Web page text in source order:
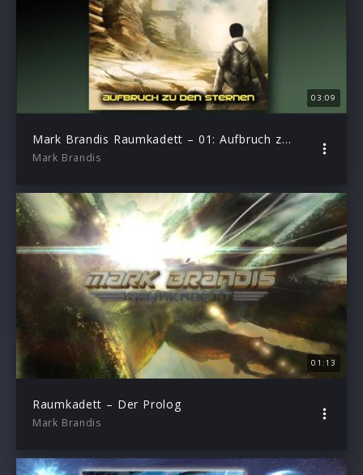
03:09
Mark Brandis Raumkadett – 01: Aufbruch zu den Sternen (Hörprobe)
Mark Brandis
01:13
Raumkadett – Der Prolog
Mark Brandis